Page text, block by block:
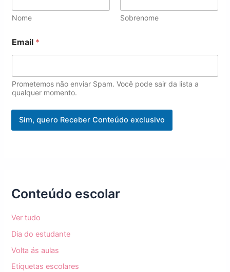
Nome Sobrenome
m
a
N
o
e
Email *
Prometemos não enviar Spam. Você pode sair da lista a
qualquer momento.
Sim, quero Receber Conteúdo exclusivo
Conteúdo escolar
Ver tudo
Dia do estudante
Volta ás aulas
Etiquetas escolares